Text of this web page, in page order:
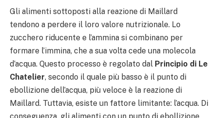
Gli alimenti sottoposti alla reazione di Maillard
tendono a perdere il loro valore nutrizionale. Lo
zucchero riducente e l’ammina si combinano per
formare l’immina, che a sua volta cede una molecola
d’acqua. Questo processo è regolato dal Principio di Le
Chatelier, secondo il quale più basso è il punto di
ebollizione dell’acqua, più veloce è la reazione di
Maillard. Tuttavia, esiste un fattore limitante: l’acqua. Di